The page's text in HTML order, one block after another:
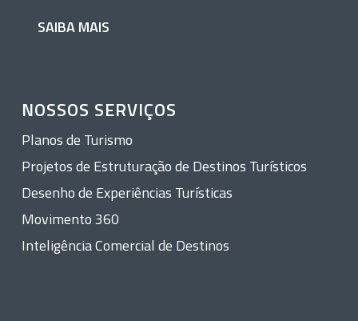
SAIBA MAIS
NOSSOS SERVIÇOS
Planos de Turismo
Projetos de Estruturação de Destinos Turísticos
Desenho de Experiências Turísticas
Movimento 360
Inteligência Comercial de Destinos